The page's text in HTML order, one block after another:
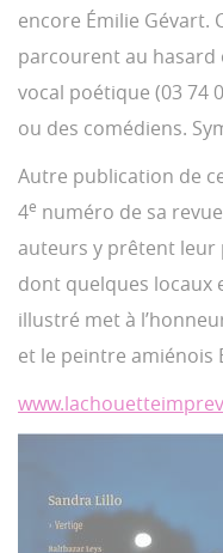
encore Émilie Gévart.
parcourent au hasard
vocal poétique (03 74
ou des comédiens.
Autre publication de
4e numéro de sa
auteurs y prêtent leur
dont quelques locaux
illustré met à
et le peintre